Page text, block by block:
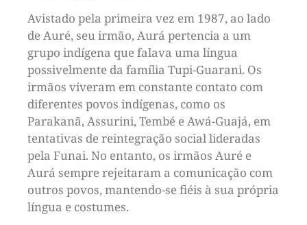
Avistado pela primeira vez em 1987, ao lado
de Auré, seu irmão, Aurá pertencia a um
grupo indígena que falava uma língua
possivelmente da família Tupi-Guarani. Os
irmãos viveram em constante contato com
diferentes povos indígenas, como os
Parakanã, Assurini, Tembé e Awá-Guajá, em
tentativas de reintegração social lideradas
pela Funai. No entanto, os irmãos Auré e
Aurá sempre rejeitaram a comunicação com
outros povos, mantendo-se fiéis à sua própria
língua e costumes.